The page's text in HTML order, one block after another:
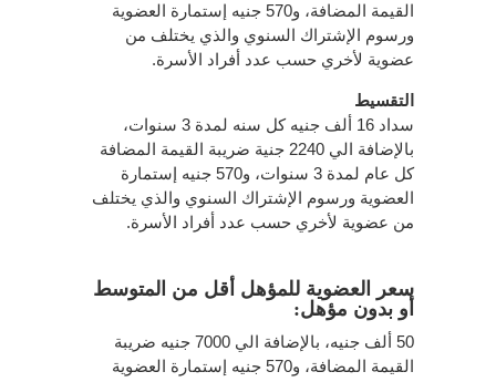
القيمة المضافة، و570 جنيه إستمارة العضوية
ورسوم الإشتراك السنوي والذي يختلف من
عضوية لأخري حسب عدد أفراد الأسرة.
التقسيط
سداد 16 ألف جنيه كل سنه لمدة 3 سنوات،
بالإضافة الي 2240 جنية ضريبة القيمة المضافة
كل عام لمدة 3 سنوات، و570 جنيه إستمارة
العضوية ورسوم الإشتراك السنوي والذي يختلف
من عضوية لأخري حسب عدد أفراد الأسرة.
سعر العضوية للمؤهل أقل من المتوسط
أو بدون مؤهل:
50 ألف جنيه، بالإضافة الي 7000 جنيه ضريبة
القيمة المضافة، و570 جنيه إستمارة العضوية